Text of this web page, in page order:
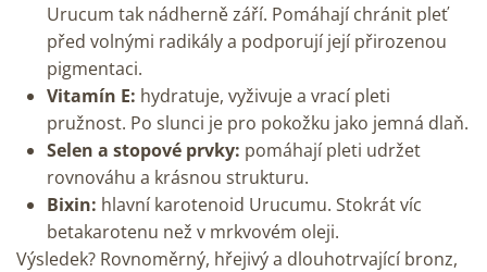
Urucum tak nádherně září. Pomáhají chránit pleť
před volnými radikály a podporují její přirozenou
pigmentaci.
Vitamín E: hydratuje, vyživuje a vrací pleti
pružnost. Po slunci je pro pokožku jako jemná dlaň.
Selen a stopové prvky: pomáhají pleti udržet
rovnováhu a krásnou strukturu.
Bixin: hlavní karotenoid Urucumu. Stokrát víc
betakarotenu než v mrkvovém oleji.
Výsledek? Rovnoměrný, hřejivý a dlouhotrvající bronz,